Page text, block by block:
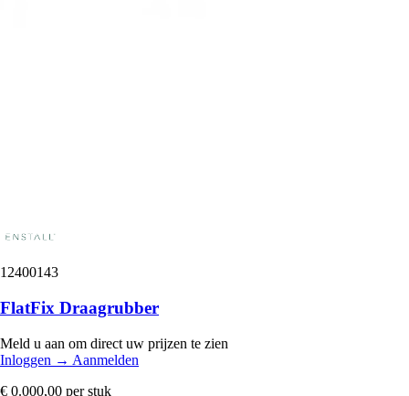
12400143
FlatFix Draagrubber
Meld u aan om direct uw prijzen te zien
Inloggen → Aanmelden
€ 0.000,00 per stuk